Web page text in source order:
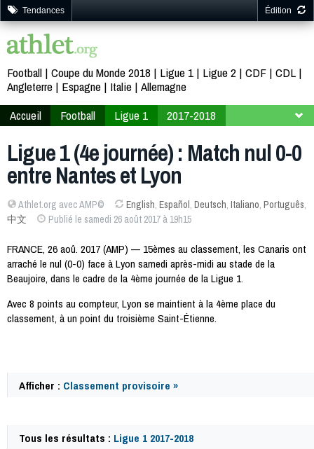
Tendances Édition
Football Coupe du Monde 2018 Ligue 1 Ligue 2 CDF CDL
Angleterre
Espagne Italie Allemagne
Accueil
Football Ligue 1
2017-2018
Ligue 1 (4e journée) : Match nul 0-0
entre Nantes et Lyon
Athlet.org avec AMP© English, Español, Deutsch, Italiano, Português,
中文
Publié le samedi 26 août 2017 à 19h15
FRANCE, 26 aoû. 2017 (AMP) — 15èmes au classement, les Canaris ont
arraché le nul (0-0) face à Lyon samedi après-midi au stade de la
Beaujoire, dans le cadre de la 4ème journée de la Ligue 1.
Avec 8 points au compteur, Lyon se maintient à la 4ème place du
classement, à un point du troisième Saint-Étienne.
Afficher : Classement provisoire »
Tous les résultats : Ligue 1 2017-2018